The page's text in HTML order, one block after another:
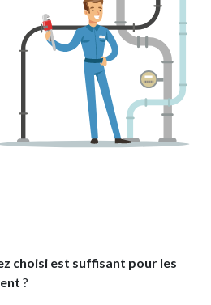
choisi est suffisant pour les
?